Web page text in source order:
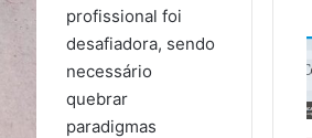
profissional foi
desafiadora, sendo
necessário
quebrar
paradigmas